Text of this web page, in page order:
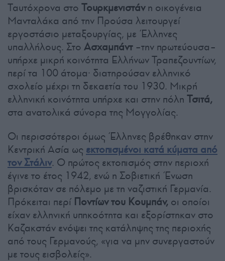
Ταυτόχρονα στο Τουρκμενιστάνη οικογένεια
Μανταλάκα από την Προύσα λειτουργεί
εργοστάσιο μεταξουργίας, με Έλληνες
υπαλλήλους. Στο Ασχαμπάντ–την πρωτεύουσα–
υπήρχε μικρή κοινότητα Ελλήνων Τραπεζουντίων,
περί τα 100 άτομα· διατηρούσαν ελληνικό
σχολείο μέχρι τη δεκαετία του 1930. Μικρή
ελληνική κοινότητα υπήρχε και στην πόλη Τσιτά,
στα ανατολικά σύνορα της Μογγολίας.
Οι περισσότεροι όμως Έλληνες βρέθηκαν στην
Κεντρική Ασία ως εκτοπισμένοι κατά κύματα από
τον Στάλιν. Ο πρώτος εκτοπισμός στην περιοχή
έγινε το έτος 1942, ενώ η Σοβιετική Ένωση
βρισκόταν σε πόλεμο με τη ναζιστική Γερμανία.
Πρόκειται περί Ποντίων του Κουμπάν, οι οποίοι
είχαν ελληνική υπηκοότητα και εξορίστηκαν στο
Καζακστάν ενόψει της κατάληψης της περιοχής
από τους Γερμανούς, «για να μην συνεργαστούν
με τους εισβολείς».